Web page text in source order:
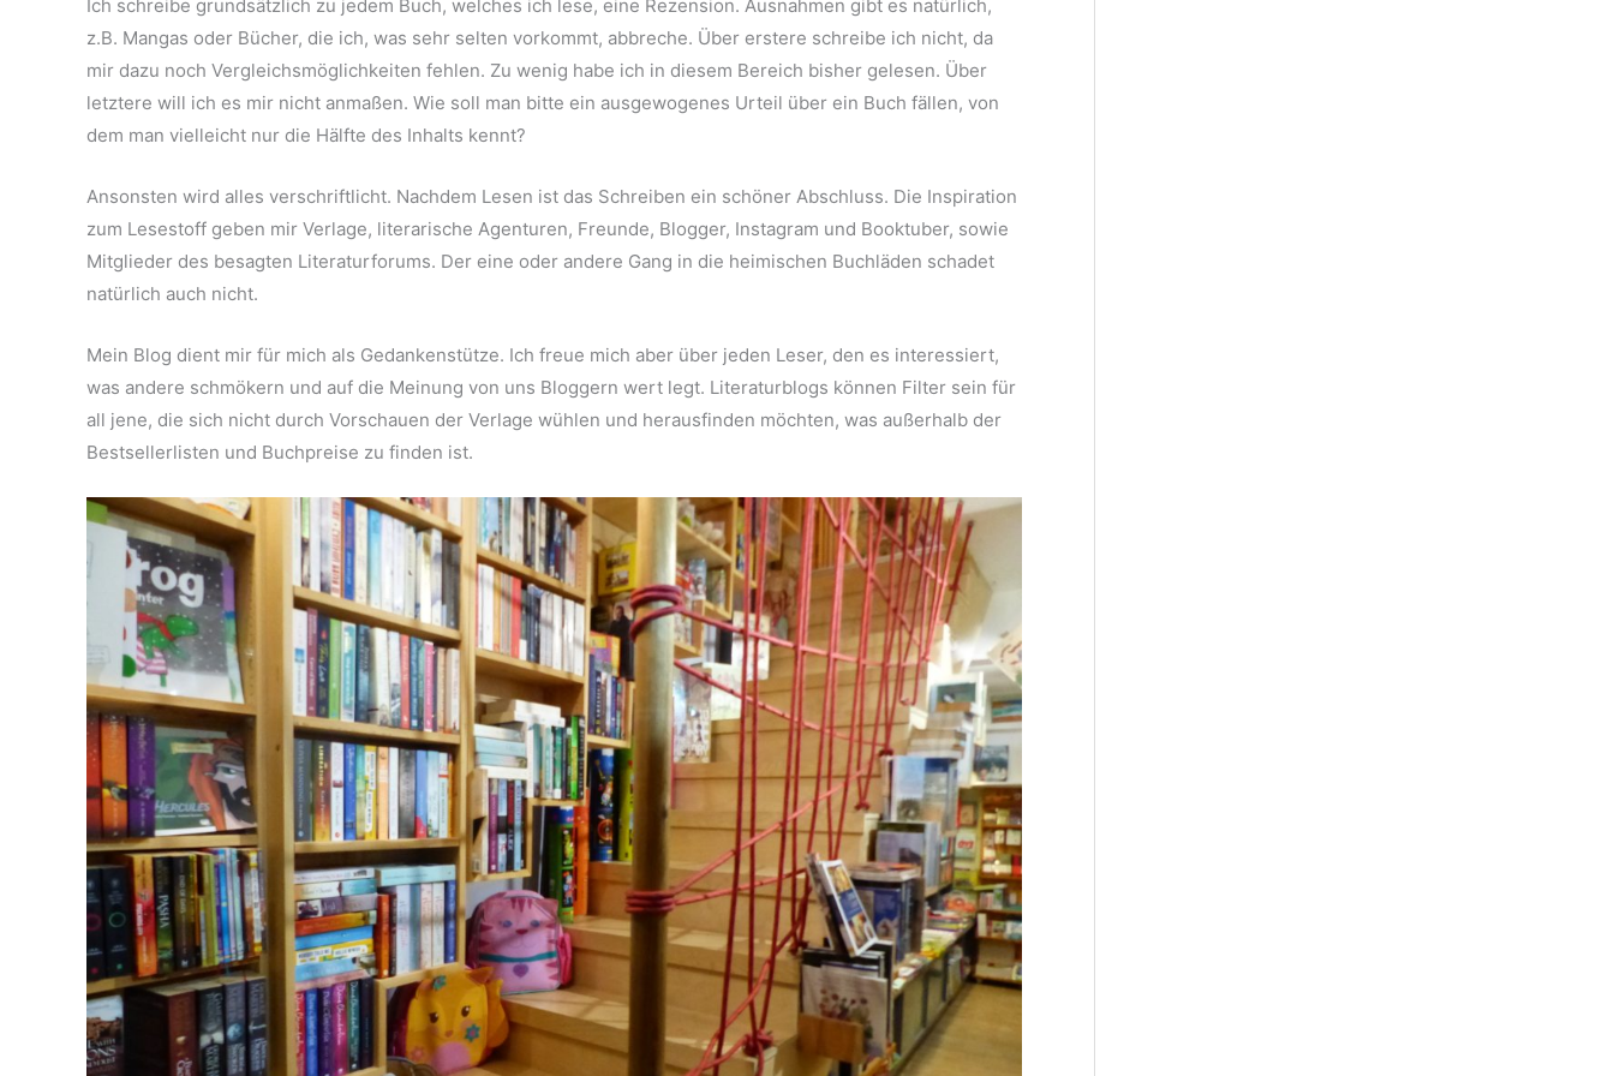
Ich schreibe grundsätzlich zu jedem Buch, welches ich lese, eine Rezension. Ausnahmen gibt es natürlich,
z.B. Mangas oder Bücher, die ich, was sehr selten vorkommt, abbreche. Über erstere schreibe ich nicht, da
mir dazu noch Vergleichsmöglichkeiten fehlen. Zu wenig habe ich in diesem Bereich bisher gelesen. Über
letztere will ich es mir nicht anmaßen. Wie soll man bitte ein ausgewogenes Urteil über ein Buch fällen, von
dem man vielleicht nur die Hälfte des Inhalts kennt?
Ansonsten wird alles verschriftlicht. Nachdem Lesen ist das Schreiben ein schöner Abschluss. Die Inspiration
zum Lesestoff geben mir Verlage, literarische Agenturen, Freunde, Blogger, Instagram und Booktuber, sowie
Mitglieder des besagten Literaturforums. Der eine oder andere Gang in die heimischen Buchläden schadet
natürlich auch nicht.
Mein Blog dient mir für mich als Gedankenstütze. Ich freue mich aber über jeden Leser, den es interessiert,
was andere schmökern und auf die Meinung von uns Bloggern wert legt. Literaturblogs können Filter sein für
all jene, die sich nicht durch Vorschauen der Verlage wühlen und herausfinden möchten, was außerhalb der
Bestsellerlisten und Buchpreise zu finden ist.